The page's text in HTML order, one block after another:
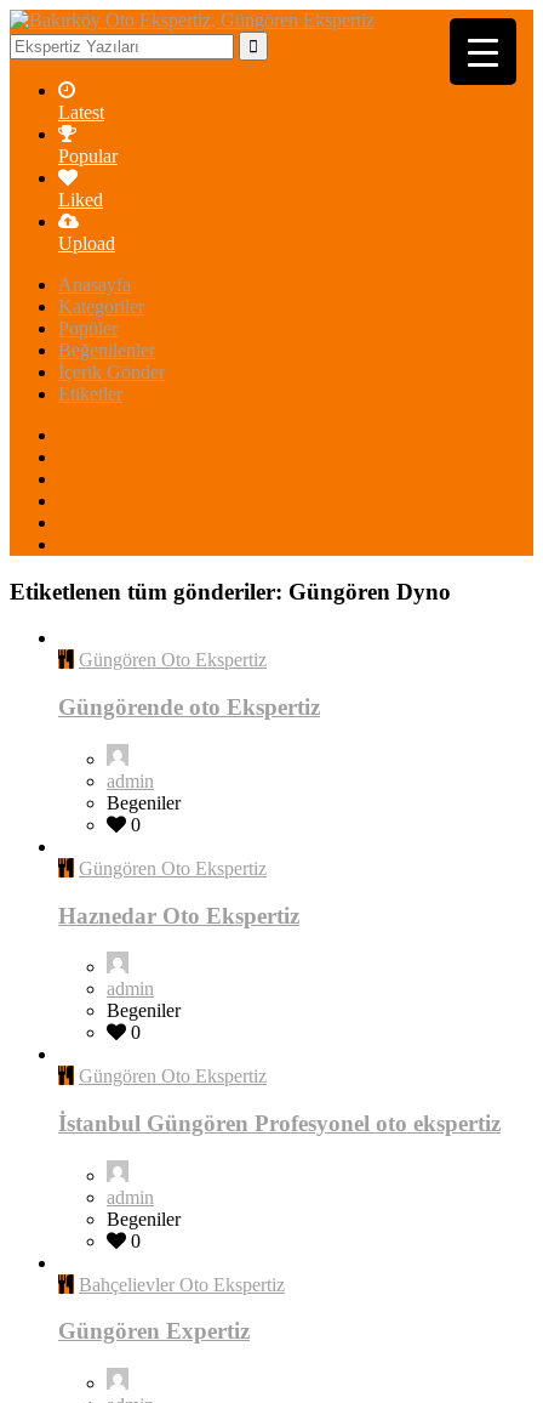
Latest
Popular
Liked
Upload
Anasayfa
Kategoriler
Popüler
Beğenilenler
İçerik Gönder
Etiketler
Etiketlenen tüm gönderiler: Güngören Dyno
Güngören Oto Ekspertiz
Güngörende oto Ekspertiz
admin
Begeniler
0
Güngören Oto Ekspertiz
Haznedar Oto Ekspertiz
admin
Begeniler
0
Güngören Oto Ekspertiz
İstanbul Güngören Profesyonel oto ekspertiz
admin
Begeniler
0
Bahçelievler Oto Ekspertiz
Güngören Expertiz